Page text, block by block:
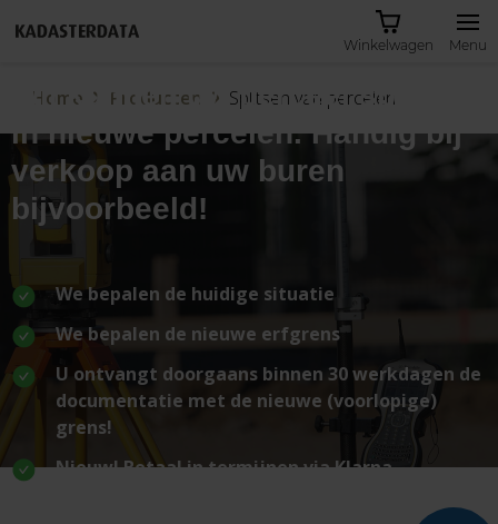
Winkelwagen Menu
Home Producten Splitsen van percelen
Wij kunnen uw perceel splitsen
in nieuwe percelen. Handig bij
verkoop aan uw buren
bijvoorbeeld!
We bepalen de huidige situatie
We bepalen de nieuwe erfgrens
U ontvangt doorgaans binnen 30 werkdagen de
documentatie met de nieuwe (voorlopige)
grens!
Nieuw! Betaal in termijnen via Klarna